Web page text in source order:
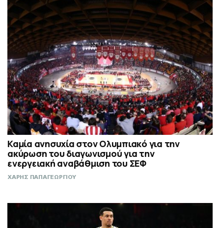
Καμία ανησυχία στον Ολυμπιακό για την
ακύρωση του διαγωνισμού για την
ενεργειακή αναβάθμιση του ΣΕΦ
ΧΑΡΗΣ ΠΑΠΑΓΕΩΡΓΙΟΥ